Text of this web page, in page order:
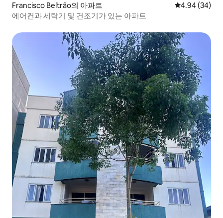
Francisco Beltrão의 아파트 평점 4.94점(5
4.94 (34)
에어컨과 세탁기 및 건조기가 있는 아파트